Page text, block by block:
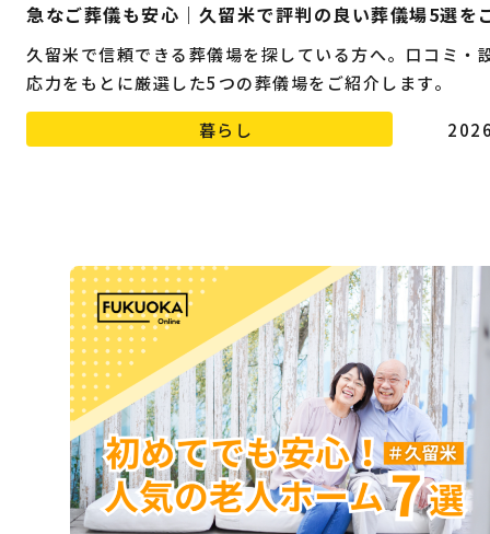
急なご葬儀も安心｜久留米で評判の良い葬儀場5選を
久留米で信頼できる葬儀場を探している方へ。口コミ・
応力をもとに厳選した5つの葬儀場をご紹介します。
暮らし